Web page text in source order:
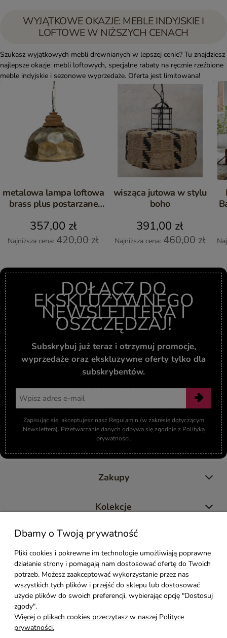
WYJĄTKOWE OKAZJE: MEBLE INDYJSKIE I
LOFTOWE W NIŻSZYCH CENACH
Szukasz wyjątkowych mebli drewnianych w lepszej cenie? Tu znajdziesz
najlepsze okazje: mebli loftowych, specjalne rabaty na ręcznie rzeźbione
meble indyjskie i sezonowe wyprzedaże. Oferta jest limitowana!
metalowa lampa loftowa
brass plus postarzane
357,00 zł
Najniższa cena:420,00 zł
wisząca jutowa w stylu
boho
391,00 zł
Najniższa cena: 460,00 zł
DOŁĄCZ DO
EKSKLUZYWNEGO
NEWSLETTERA I
OSZCZĘDZAJ!
Subskrybuj już teraz i otrzymuj promocje,
wyprzedaże oraz ekskluzywne oferty tylko dla
subskrybentów.
Zapisując się, akceptujesz nasz Regulamin (w zakresie dotyczącym
Newslettera). Przetwarzanie danych odbywa się zgodnie z Polityką
prywatności.
Zakupy
Kolekcje
Moje konto
Pomoc
Styl Mebli
Rodzaje drewna
Dbamy o Twoją prywatność
Pliki cookies i pokrewne im technologie umożliwiają poprawne
działanie strony i pomagają nam dostosować ofertę do Twoich
potrzeb. Możesz zaakceptować wykorzystanie przez nas
wszystkich tych plików i przejść do sklepu lub dostosować
użycie plików do swoich preferencji, wybierając opcję "Dostosuj
zgody".
Więcej o plikach cookies przeczytasz w naszej Polityce
prywatności.